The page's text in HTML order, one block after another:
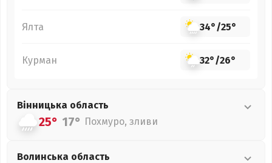
Ялта 34°/25°
Курман 32°/26°
Вінницька область
25° 17° Похмуро, зливи
Волинська область